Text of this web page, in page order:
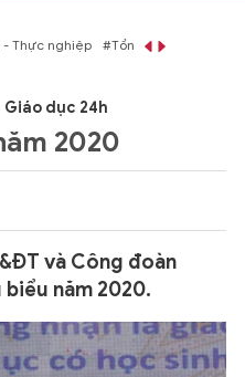
hệ thống văn bản quy phạm pháp
Giáo dục 24h
2020
và Công đoàn
năm 2020.